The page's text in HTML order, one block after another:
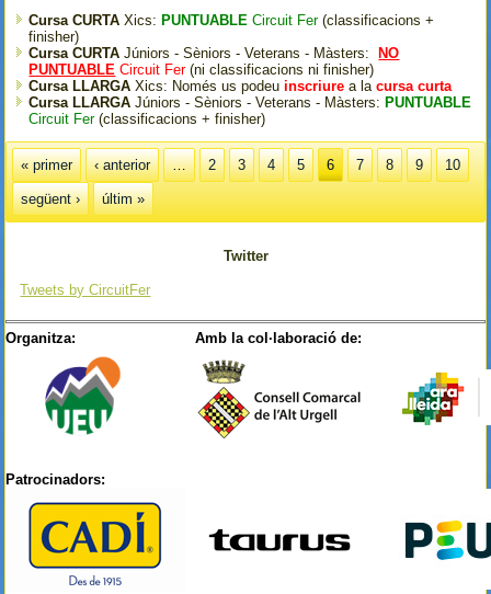
Cursa CURTAXics: PUNTUABLECircuit Fer(classificacions +
finisher)
Cursa CURTA Júniors - Sèniors - Veterans - Màsters:
NO
PUNTUABLE Circuit Fer(ni classificacions ni finisher)
Cursa LLARGAXics: Només us podeu inscriurea la cursa curta
Cursa LLARGA Júniors - Sèniors - Veterans - Màsters: PUNTUABLE
Circuit Fer(classificacions + finisher)
Pàgines
« primer ‹ anterior … 2 3 4 5 6 7 8 9 10
següent › últim »
Twitter
Tweets by CircuitFer
Organitza: Amb la col·laboració de:
Patrocinadors: